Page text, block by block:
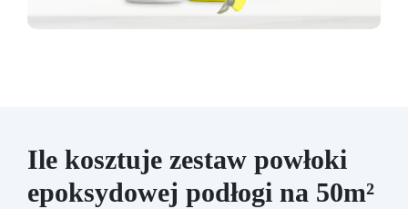
Ile kosztuje zestaw powłoki
epoksydowej podłogi na 50m²